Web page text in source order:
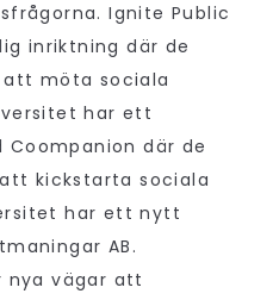
Ignite Public
inriktning där de
möta sociala
har ett
där de
kickstarta sociala
har ett nytt
AB.
nya vägar att